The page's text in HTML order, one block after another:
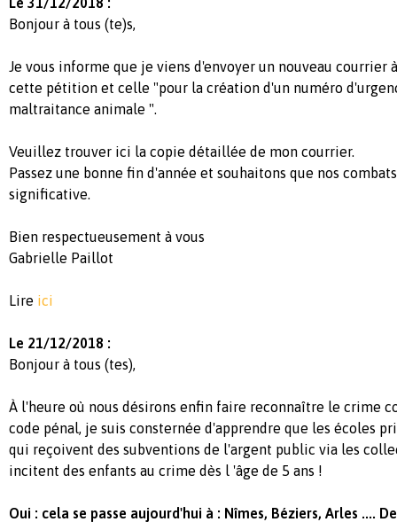
Bonjour à tous (te)s,
Je vous informe que je viens d'envoyer un nouveau courrier
cette pétition et celle "pour la création d'un numéro
maltraitance animale ".
Veuillez trouver ici la copie détaillée de mon courrier.
Passez une bonne fin d'année et souhaitons que nos
significative.
Bien respectueusement à vous
Gabrielle Paillot
Lire ici
Le 21/12/2018 :
Bonjour à tous (tes),
À l'heure où nous désirons enfin faire reconnaître le crime
code pénal, je suis consternée d'apprendre que les écoles
qui reçoivent des subventions de l'argent public via les
incitent des enfants au crime dès l 'âge de 5 ans !
Oui : cela se passe aujourd'hui à : Nîmes, Béziers, Arles ....